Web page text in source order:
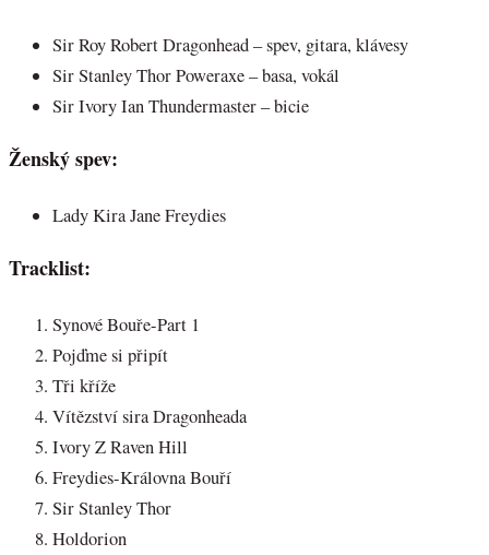
Sir Roy Robert Dragonhead – spev, gitara, klávesy
Sir Stanley Thor Poweraxe – basa, vokál
Sir Ivory Ian Thundermaster – bicie
Ženský spev:
Lady Kira Jane Freydies
Tracklist:
Synové Bouře-Part 1
Pojďme si připít
Tři kříže
Vítězství sira Dragonheada
Ivory Z Raven Hill
Freydies-Královna Bouří
Sir Stanley Thor
Holdorion